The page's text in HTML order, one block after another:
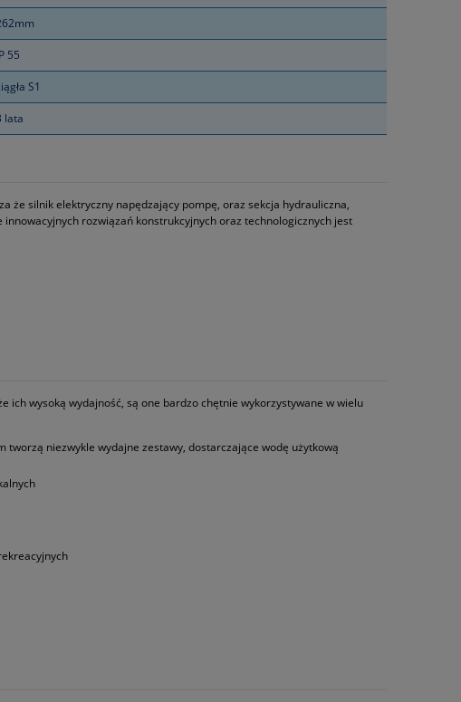
55
S1
lata
że silnik elektryczny napędzający pompę, oraz sekcja hydrauliczna,
rozwiązań konstrukcyjnych oraz technologicznych jest
ich wysoką wydajność, są one bardzo chętnie wykorzystywane w wielu
niezwykle wydajne zestawy, dostarczające wodę użytkową